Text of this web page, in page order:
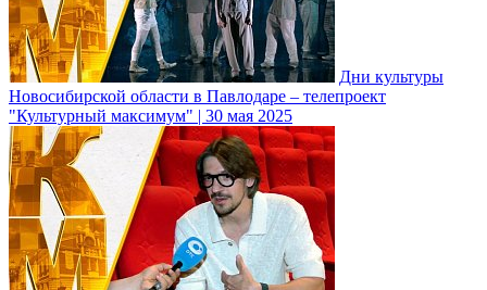
Дни культуры
Новосибирской области в Павлодаре – телепроект
"Культурный максимум" | 30 мая 2025